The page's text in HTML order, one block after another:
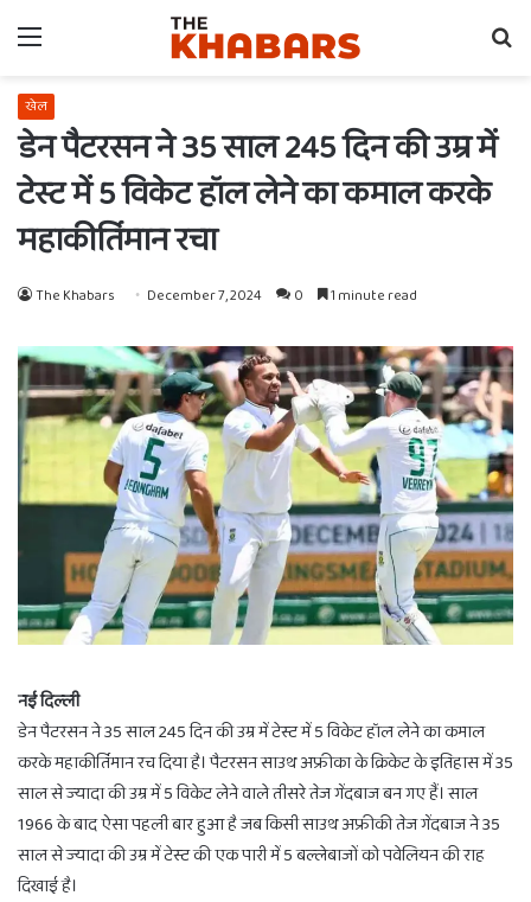
Menu
खेल
डेन पैटरसन ने 35 साल 245 दिन की उम्र में
टेस्ट में 5 विकेट हॉल लेने का कमाल करके
महाकीर्तिमान रचा
The Khabars December 7, 2024 0 1 minute read
नई दिल्ली
डेन पैटरसन ने 35 साल 245 दिन की उम्र में टेस्ट में 5 विकेट हॉल लेने का कमाल
करके महाकीर्तिमान रच दिया है। पैटरसन साउथ अफ्रीका के क्रिकेट के इतिहास में 35
साल से ज्यादा की उम्र में 5 विकेट लेने वाले तीसरे तेज गेंदबाज बन गए हैं। साल
1966 के बाद ऐसा पहली बार हुआ है जब किसी साउथ अफ्रीकी तेज गेंदबाज ने 35
साल से ज्यादा की उम्र में टेस्ट की एक पारी में 5 बल्लेबाजों को पवेलियन की राह
दिखाई है।